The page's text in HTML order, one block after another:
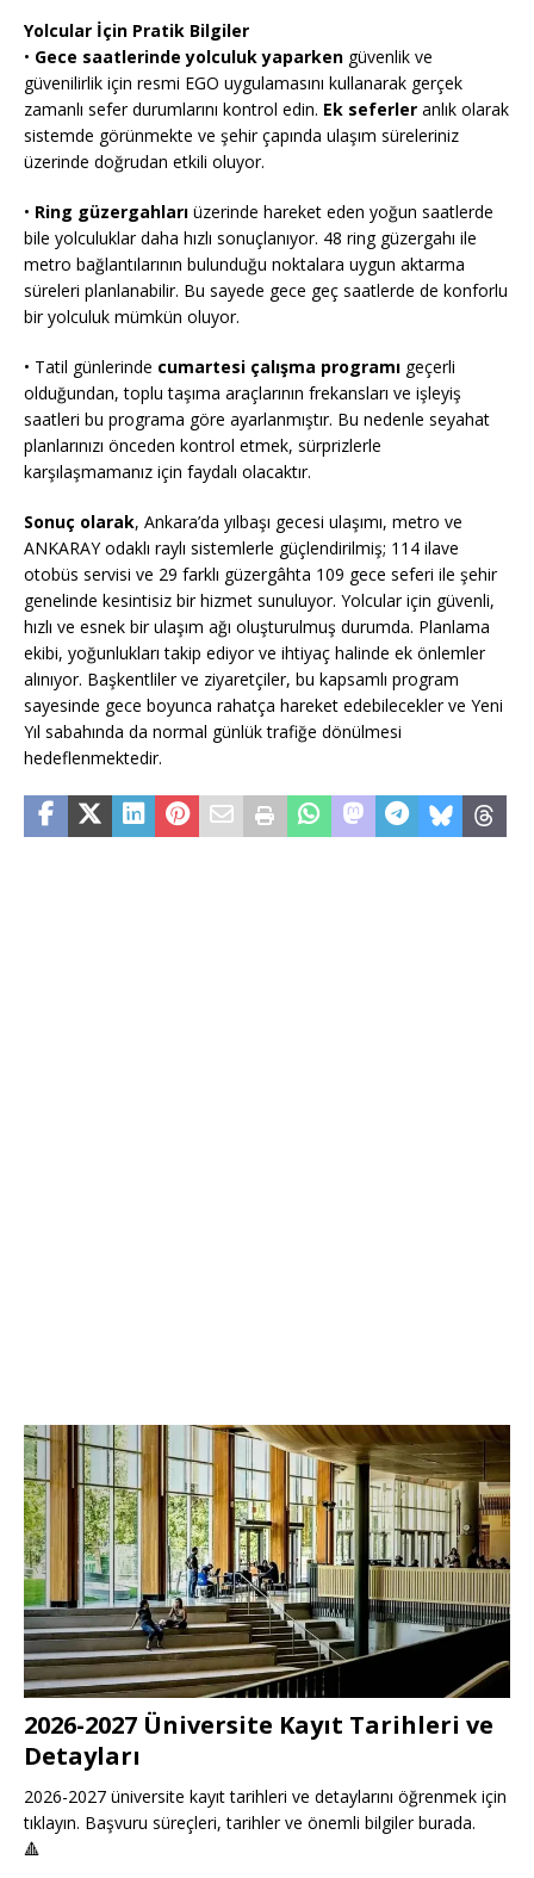
Yolcular İçin Pratik Bilgiler
• Gece saatlerinde yolculuk yaparken güvenlik ve
güvenilirlik için resmi EGO uygulamasını kullanarak gerçek
zamanlı sefer durumlarını kontrol edin. Ek seferler anlık olarak
sistemde görünmekte ve şehir çapında ulaşım süreleriniz
üzerinde doğrudan etkili oluyor.
• Ring güzergahları üzerinde hareket eden yoğun saatlerde
bile yolculuklar daha hızlı sonuçlanıyor. 48 ring güzergahı ile
metro bağlantılarının bulunduğu noktalara uygun aktarma
süreleri planlanabilir. Bu sayede gece geç saatlerde de konforlu
bir yolculuk mümkün oluyor.
• Tatil günlerinde cumartesi çalışma programı geçerli
olduğundan, toplu taşıma araçlarının frekansları ve işleyiş
saatleri bu programa göre ayarlanmıştır. Bu nedenle seyahat
planlarınızı önceden kontrol etmek, sürprizlerle
karşılaşmamanız için faydalı olacaktır.
Sonuç olarak, Ankara’da yılbaşı gecesi ulaşımı, metro ve
ANKARAY odaklı raylı sistemlerle güçlendirilmiş; 114 ilave
otobüs servisi ve 29 farklı güzergâhta 109 gece seferi ile şehir
genelinde kesintisiz bir hizmet sunuluyor. Yolcular için güvenli,
hızlı ve esnek bir ulaşım ağı oluşturulmuş durumda. Planlama
ekibi, yoğunlukları takip ediyor ve ihtiyaç halinde ek önlemler
alınıyor. Başkentliler ve ziyaretçiler, bu kapsamlı program
sayesinde gece boyunca rahatça hareket edebilecekler ve Yeni
Yıl sabahında da normal günlük trafiğe dönülmesi
hedeflenmektedir.
2026-2027 Üniversite Kayıt Tarihleri ve
Detayları
2026-2027 üniversite kayıt tarihleri ve detaylarını öğrenmek için
tıklayın. Başvuru süreçleri, tarihler ve önemli bilgiler burada.
🔺